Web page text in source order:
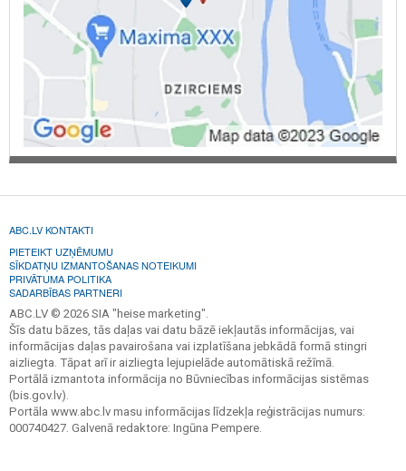
ABC.LV KONTAKTI
PIETEIKT UZŅĒMUMU
SĪKDATŅU IZMANTOŠANAS NOTEIKUMI
PRIVĀTUMA POLITIKA
SADARBĪBAS PARTNERI
ABC.LV © 2026 SIA "heise marketing".
Šīs datu bāzes, tās daļas vai datu bāzē iekļautās informācijas, vai
informācijas daļas pavairošana vai izplatīšana jebkādā formā stingri
aizliegta. Tāpat arī ir aizliegta lejupielāde automātiskā režīmā.
Portālā izmantota informācija no Būvniecības informācijas sistēmas
(bis.gov.lv).
Portāla www.abc.lv masu informācijas līdzekļa reģistrācijas numurs:
000740427. Galvenā redaktore: Ingūna Pempere.